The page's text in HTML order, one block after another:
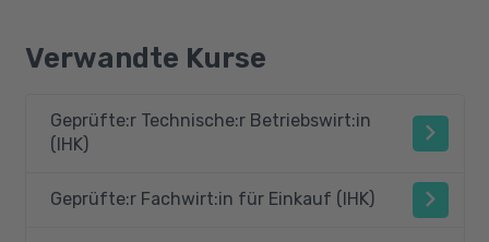
Verwandte Kurse
Geprüfte:r Technische:r Betriebswirt:in
(IHK)
Geprüfte:r Fachwirt:in für Einkauf (IHK)